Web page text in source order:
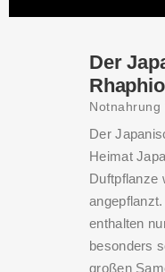
Der
Notnahrung
Der
Heimat
Duftpflanze
enthalten
besonders
großen